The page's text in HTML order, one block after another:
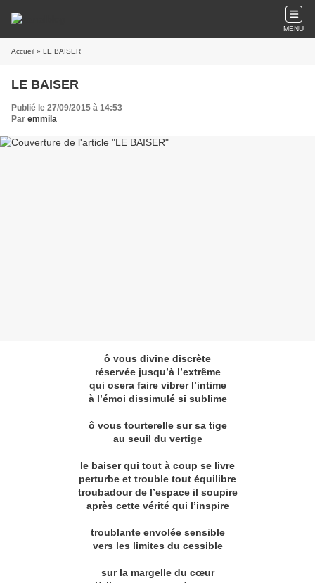
MENU
Accueil » LE BAISER
LE BAISER
Publié le 27/09/2015 à 14:53
Par emmila
ô vous divine discrète
réservée jusqu’à l’extrême
qui osera faire vibrer l’intime
à l’émoi dissimulé si sublime
ô vous tourterelle sur sa tige
au seuil du vertige
le baiser qui tout à coup se livre
perturbe et trouble tout équilibre
troubadour de l’espace il soupire
après cette vérité qui l’inspire
troublante envolée sensible
vers les limites du cessible
sur la margelle du cœur